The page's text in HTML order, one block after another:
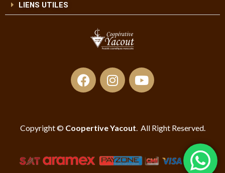
LIENS UTILES
Copyright © Coopertive Yacout . All Right Reserved.